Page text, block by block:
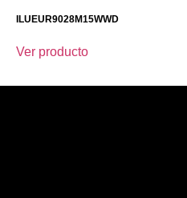
ILUEUR9028M15WWD
Ver producto